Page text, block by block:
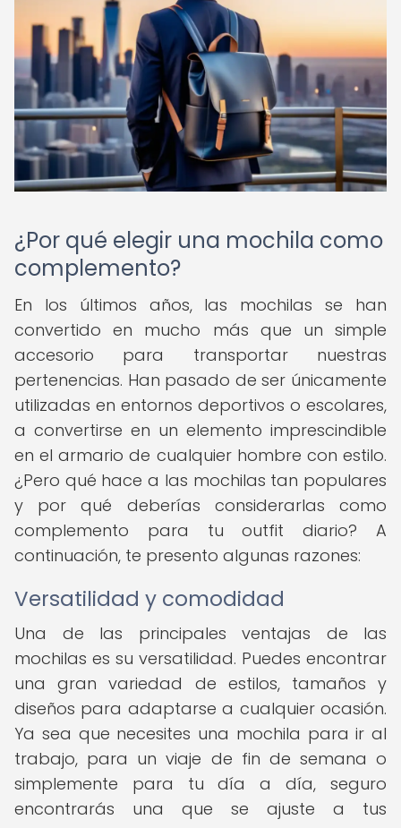
¿Por qué elegir una mochila como
complemento?
En los últimos años, las mochilas se han
convertido en mucho más que un simple
accesorio para transportar nuestras
pertenencias. Han pasado de ser únicamente
utilizadas en entornos deportivos o escolares,
a convertirse en un elemento imprescindible
en el armario de cualquier hombre con estilo.
¿Pero qué hace a las mochilas tan populares
y por qué deberías considerarlas como
complemento para tu outfit diario? A
continuación, te presento algunas razones:
Versatilidad y comodidad
Una de las principales ventajas de las
mochilas es su versatilidad. Puedes encontrar
una gran variedad de estilos, tamaños y
diseños para adaptarse a cualquier ocasión.
Ya sea que necesites una mochila para ir al
trabajo, para un viaje de fin de semana o
simplemente para tu día a día, seguro
encontrarás una que se ajuste a tus